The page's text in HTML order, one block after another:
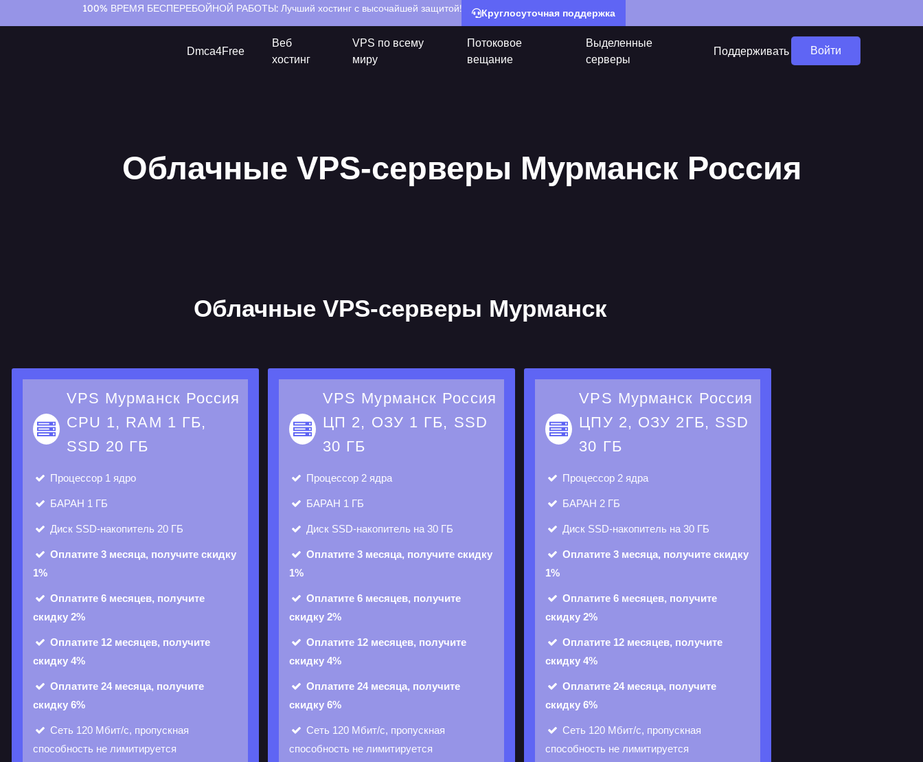
100% ВРЕМЯ БЕСПЕРЕБОЙНОЙ РАБОТЫ: Лучший хостинг с высочайшей защитой! Круглосуточная поддержка
Dmca4Free
Веб
хостинг
VPS по всему
миру
Потоковое
вещание
Выделенные
серверы
Поддерживать Войти
Облачные VPS-серверы Мурманск
VPS Мурманск Россия
CPU 1, RAM 1 ГБ,
SSD 20 ГБ
Процессор 1 ядро
БАРАН 1 ГБ
Диск SSD-накопитель 20 ГБ
Оплатите 3 месяца, получите скидку
1%
Оплатите 6 месяцев, получите
скидку 2%
Оплатите 12 месяцев, получите
скидку 4%
Оплатите 24 месяца, получите
скидку 6%
Сеть 120 Мбит/с, пропускная
способность не лимитируется
VPS Мурманск Россия
ЦП 2, ОЗУ 1 ГБ, SSD
30 ГБ
Процессор 2 ядра
БАРАН 1 ГБ
Диск SSD-накопитель на 30 ГБ
Оплатите 3 месяца, получите скидку
1%
Оплатите 6 месяцев, получите
скидку 2%
Оплатите 12 месяцев, получите
скидку 4%
Оплатите 24 месяца, получите
скидку 6%
Сеть 120 Мбит/с, пропускная
способность не лимитируется
VPS Мурманск Россия
ЦПУ 2, ОЗУ 2ГБ, SSD
30 ГБ
Процессор 2 ядра
БАРАН 2 ГБ
Диск SSD-накопитель на 30 ГБ
Оплатите 3 месяца, получите скидку
1%
Оплатите 6 месяцев, получите
скидку 2%
Оплатите 12 месяцев, получите
скидку 4%
Оплатите 24 месяца, получите
скидку 6%
Сеть 120 Мбит/с, пропускная
способность не лимитируется